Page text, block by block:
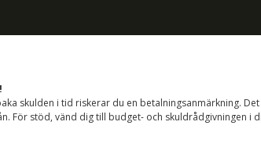
skulden i tid riskerar du en betalningsanmärkning.
För stöd, vänd dig till budget- och skuldrådgivningen i